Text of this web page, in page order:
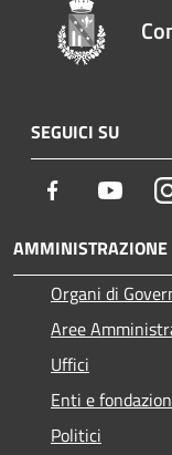
SEGUICI SU
Facebook
AMMINISTRAZIONE
Organi di
Aree
Uffici
Enti e
Politici